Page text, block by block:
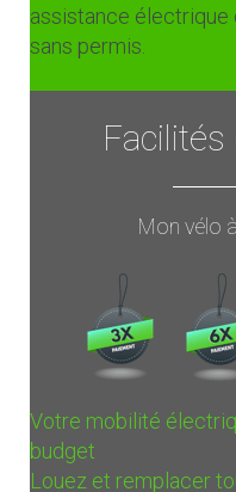
assistance électrique
sans permis.
Facilités
Mon vélo à
Votre mobilité
budget
Louez et remplacer